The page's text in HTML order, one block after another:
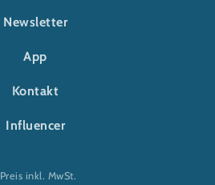
FOOTER-RULANTICA
Newsletter
App
Kontakt
Influencer
Preis inkl. MwSt.